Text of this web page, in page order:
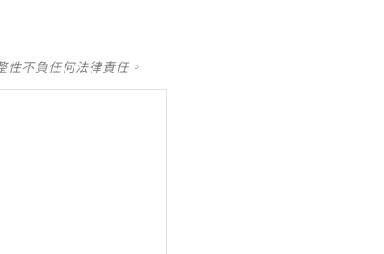
不負任何法律責任。